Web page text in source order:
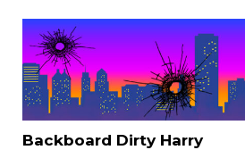
Backboard Dirty Harry